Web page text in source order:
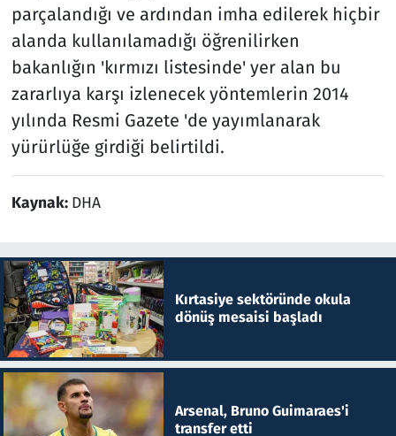
parçalandığı ve ardından imha edilerek hiçbir
alanda kullanılamadığı öğrenilirken
bakanlığın 'kırmızı listesinde' yer alan bu
zararlıya karşı izlenecek yöntemlerin 2014
yılında Resmi Gazete 'de yayımlanarak
yürürlüğe girdiği belirtildi.
Kaynak: DHA
Kırtasiye sektöründe okula
dönüş mesaisi başladı
Arsenal, Bruno Guimaraes'i
transfer etti